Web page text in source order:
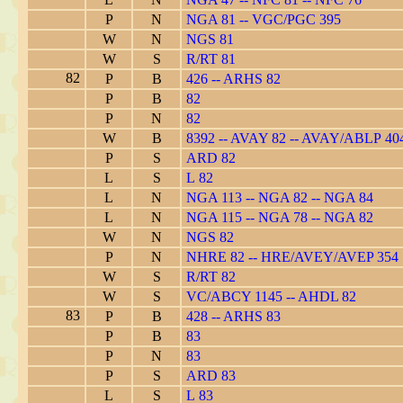
P
N
NGA 81 -- VGC/PGC 395
W
N
NGS 81
W
S
R/RT 81
82
P B
426 -- ARHS 82
P
B
82
P
N
82
W
B
8392 -- AVAY 82 -- AVAY/ABLP
P
S
ARD 82
L
S
L 82
L
N
NGA 113 -- NGA 82 -- NGA 84
L
N
NGA 115 -- NGA 78 -- NGA 82
W
N
NGS 82
P
N
NHRE 82 -- HRE/AVEY/AVEP 354
W
S
R/RT 82
W
S
VC/ABCY 1145 -- AHDL 82
83
P B
428 -- ARHS 83
P
B
83
P
N
83
P
S
ARD 83
L
S L 83